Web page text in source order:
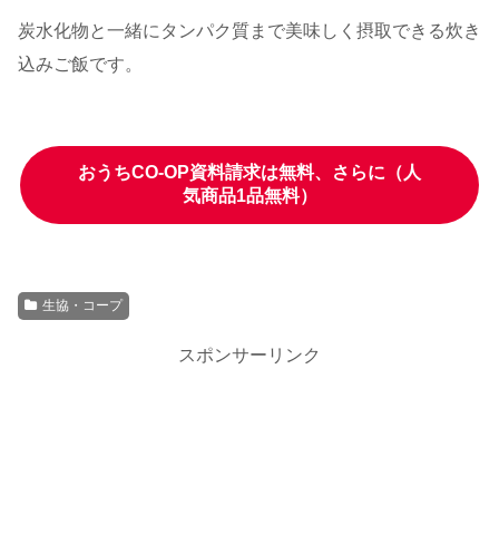
炭水化物と一緒にタンパク質まで美味しく摂取できる炊き
込みご飯です。
おうちCO-OP資料請求は無料、さらに（人
気商品1品無料）
生協・コープ
スポンサーリンク